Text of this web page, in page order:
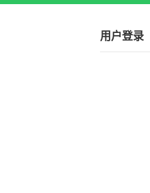
用户登录